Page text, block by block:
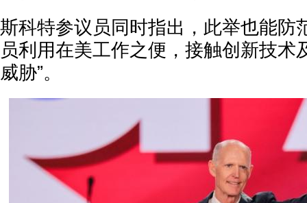
斯科特参议员同时指出，此举也能防
员利用在美工作之便，接触创新技术
威胁”。